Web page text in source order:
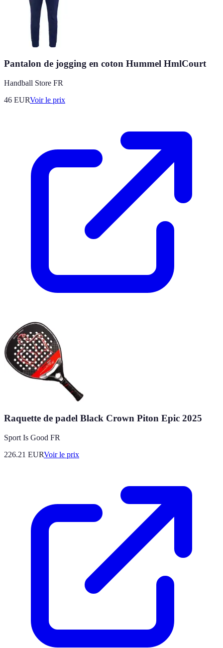
Pantalon de jogging en coton Hummel HmlCourt
Handball Store FR
46 EURVoir le prix
Raquette de padel Black Crown Piton Epic 2025
Sport Is Good FR
226.21 EURVoir le prix